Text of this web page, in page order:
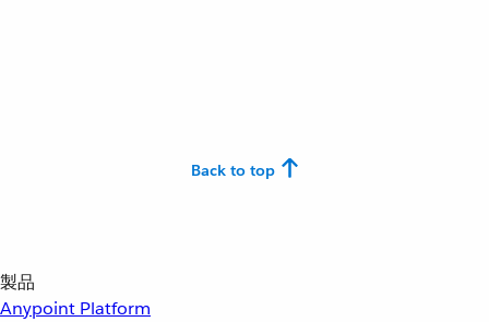
Back to top
製品
Anypoint Platform